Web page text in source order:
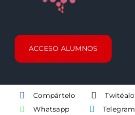
Cursos Metro
ACCESO ALUMNOS
Compártelo Twitéalo
Whatsapp
Telegram